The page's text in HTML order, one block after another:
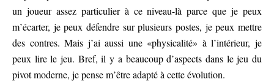
un joueur assez particulier à ce niveau-là parce que je peux
m’écarter, je peux défendre sur plusieurs postes, je peux mettre
des contres. Mais j’ai aussi une «physicalité» à l’intérieur, je
peux lire le jeu. Bref, il y a beaucoup d’aspects dans le jeu du
pivot moderne, je pense m’être adapté à cette évolution.